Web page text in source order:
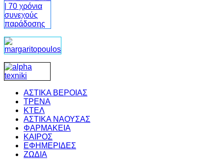
ΑΣΤΙΚΑ ΒΕΡΟΙΑΣ
ΤΡΕΝΑ
ΚΤΕΛ
ΑΣΤΙΚΑ ΝΑΟΥΣΑΣ
ΦΑΡΜΑΚΕΙΑ
ΚΑΙΡΟΣ
ΕΦΗΜΕΡΙΔΕΣ
ΖΩΔΙΑ